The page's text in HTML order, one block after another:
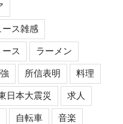
ース雑感
ス ラーメン
所信表明 料理
日本大震災 求人
自転車 音楽